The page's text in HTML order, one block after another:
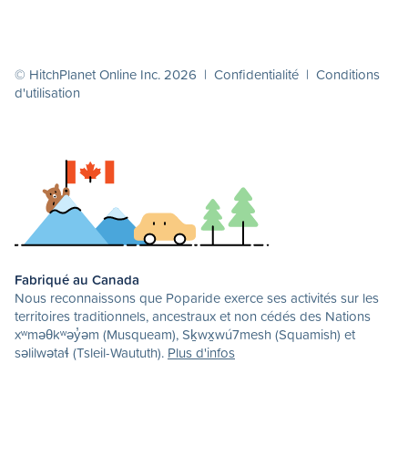
© HitchPlanet Online Inc. 2026 | Confidentialité | Conditions
d'utilisation
Fabriqué au Canada
Nous reconnaissons que Poparide exerce ses activités sur les
territoires traditionnels, ancestraux et non cédés des Nations
xʷməθkʷəy̓əm (Musqueam), Sḵwx̱wú7mesh (Squamish) et
səlilwətaɬ (Tsleil-Waututh). Plus d'infos